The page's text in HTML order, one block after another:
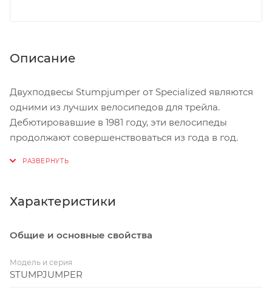
Описание
Двухподвесы Stumpjumper от Specialized являются
одними из лучших велосипедов для трейла.
Дебютировавшие в 1981 году, эти велосипеды
продолжают совершенствоваться из года в год.
29'', 650b или 6Fattie, короткие перья и пожирающая
эффективного и самого контролируемого
трейлового велосипеда в истории. Эти велосипеды
готовы на всё.
Характеристики
Общие и основные свойства
Модель и серия
STUMPJUMPER